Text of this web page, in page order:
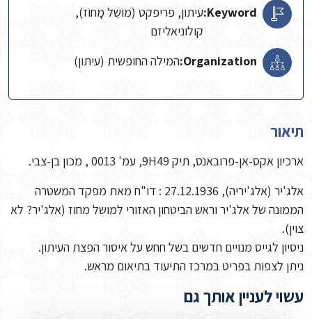
Keyword: עיתון, פריפקט (מוֹשֵׁל מָחוֹז),
קולוניאליזם
Organization: המילה החופשית (עיתון)
תיאור
ארכיון אקס-אן-פרובאנס, תיק 9H49, עמ' 0013 , מכון בן-צבי.
אלג'יר (אלג'יריה), 27.12.1936 : דו"ח מאת מפקד המשטרה
הממונה של אלג'יר וראש הביטחון האזורי למושל מחוז (אלג'יר? לא
צוין).
ניסיון לגייס מנויים חדשים בשל חחש על איסור הפצת העיתון.
ניתן לצפות בפריט במרכז התיעוד בתיאום מראש.
עשוי לעניין אותך גם